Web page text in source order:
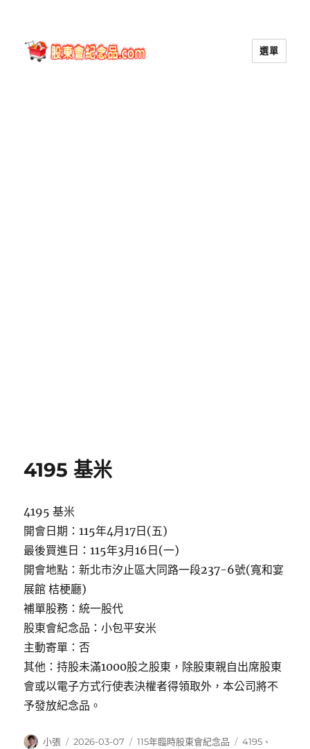
選單
4195 基米
4195 基米
開會日期：115年4月17日(五)
最後買進日：115年3月16日(一)
開會地點：新北市汐止區大同路一段237-6號(寬和宴
展館 桔梗廳)
補單股務：統一股代
股東會紀念品：小包平安米
主動寄單：否
其他：持股未滿1000股之股東，除股東親自出席股東
會或以電子方式行使表決權者得領取外，本公司將不
予發放紀念品。
作
小張
發
2026-03-07
分
115年臨時股東會紀念品
標
4195 、